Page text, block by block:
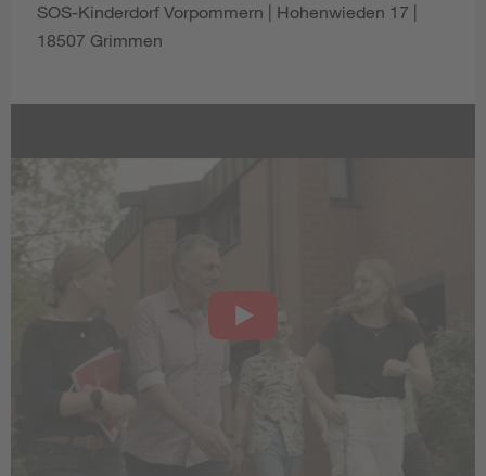
SOS-Kinderdorf Vorpommern | Hohenwieden 17 |
18507 Grimmen